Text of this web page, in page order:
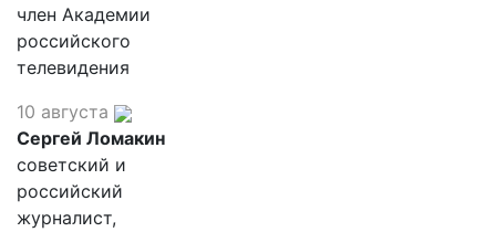
член Академии
российского
телевидения
10 августа
Сергей Ломакин
советский и
российский
журналист,